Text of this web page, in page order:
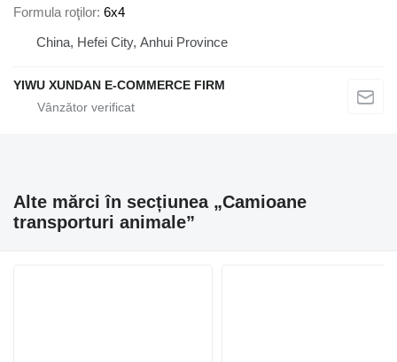
Formula roţilor 6x4
China, Hefei City, Anhui Province
YIWU XUNDAN E-COMMERCE FIRM
Alte mărci în secțiunea „Camioane
transporturi animale”